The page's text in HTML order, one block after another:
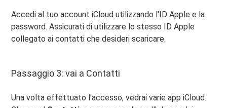
Accedi al tuo account iCloud utilizzando l'ID Apple e la
password. Assicurati di utilizzare lo stesso ID Apple
collegato ai contatti che desideri scaricare.
Passaggio 3: vai a Contatti
Una volta effettuato l'accesso, vedrai varie app iCloud.